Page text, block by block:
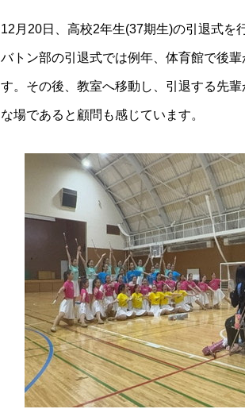
12月20日、高校2年生(37期生)の引退式を
バトン部の引退式では例年、体育館で後
す。その後、教室へ移動し、引退する先
な場であると顧問も感じています。